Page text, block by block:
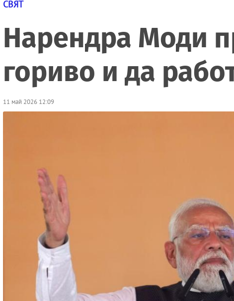
СВЯТ
Нарендра Моди
гориво и да
11 май 2026 12:09